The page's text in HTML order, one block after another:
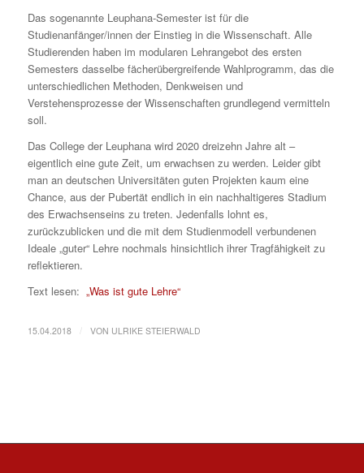
Das sogenannte Leuphana-Semester ist für die
Studienanfänger/innen der Einstieg in die Wissenschaft. Alle
Studierenden haben im modularen Lehrangebot des ersten
Semesters dasselbe fächerübergreifende Wahlprogramm, das die
unterschiedlichen Methoden, Denkweisen und
Verstehensprozesse der Wissenschaften grundlegend vermitteln
soll.
Das College der Leuphana wird 2020 dreizehn Jahre alt –
eigentlich eine gute Zeit, um erwachsen zu werden. Leider gibt
man an deutschen Universitäten guten Projekten kaum eine
Chance, aus der Pubertät endlich in ein nachhaltigeres Stadium
des Erwachsenseins zu treten. Jedenfalls lohnt es,
zurückzublicken und die mit dem Studienmodell verbundenen
Ideale „guter“ Lehre nochmals hinsichtlich ihrer Tragfähigkeit zu
reflektieren.
Text lesen: „Was ist gute Lehre“
15.04.2018 VON ULRIKE STEIERWALD